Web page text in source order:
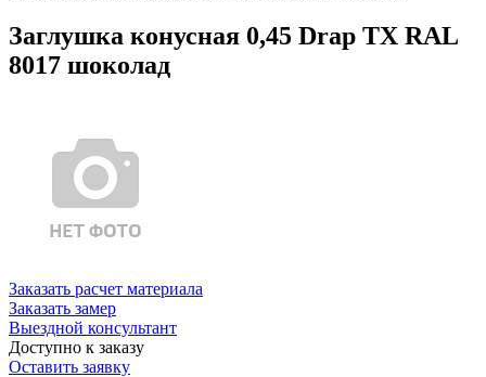
Заглушка конусная 0,45 Drap TX RAL
8017 шоколад
Заказать расчет материала
Заказать замер
Выездной консультант
Доступно к заказу
Оставить заявку